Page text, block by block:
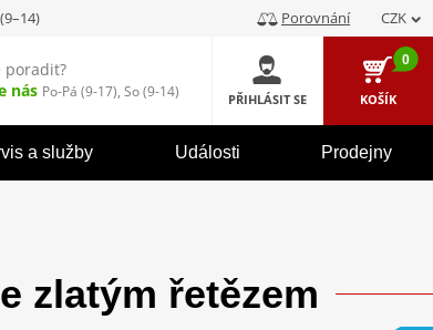
Porovnání CZK
poradit?
nás Po-Pá (9-17), So (9-14) PŘIHLÁSIT SE
0
KOŠÍK
a služby Události Prodejny
zlatým řetězem